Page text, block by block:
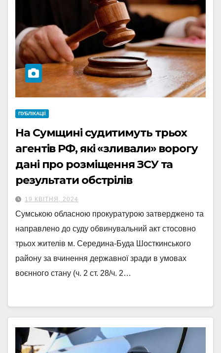
ПУБЛІКАЦІЇ
На Сумщині судитимуть трьох
агентів РФ, які «зливали» ворогу
дані про розміщення ЗСУ та
результати обстрілів
19 КВІТНЯ, 2024
Сумською обласною прокуратурою затверджено та
направлено до суду обвинувальний акт стосовно
трьох жителів м. Середина-Буда Шосткинського
району за вчинення державної зради в умовах
воєнного стану (ч. 2 ст. 28/ч. 2…